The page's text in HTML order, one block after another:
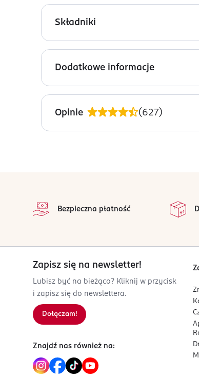
Jak działa szampon Neboa?
Skutecznie oczyszcza skórę
Neem (miodla indyjska)
Woda ryżowa odżywia,
Składniki
Ingredients: : AQUA, SODIUM COCO-
PROTEIN, ORYZA SATIVA EXTRACT,
CHLORIDE, CITRIC ACID, SODIUM
ACETATE, DIMETHYL PHENETHYL
Dodatkowe informacje
PRZYGOTOWANIE I STOSOWANIE
Szampon nanieść na mokre włosy i
powtórzyć. Po umyciu włosów
5 901812 127785
Opinie (627)
Bezpieczna płatność
Zapisz się na newsletter!
Lubisz być na bieżąco? Kliknij w przycisk
i zapisz się do newslettera.
Dołączam!
Znajdź nas również na: